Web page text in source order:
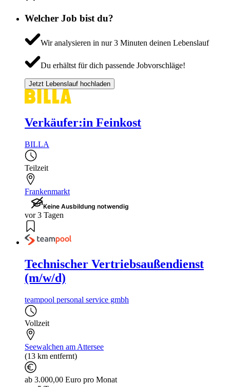
Welcher Job bist du?
Wir analysieren in nur 3 Minuten deinen Lebenslauf
Du erhältst für dich passende Jobvorschläge!
Jetzt Lebenslauf hochladen
Verkäufer:in Feinkost
BILLA
Teilzeit
Frankenmarkt
Keine Ausbildung notwendig
vor 3 Tagen
Technischer Vertriebsaußendienst
(m/w/d)
teampool personal service gmbh
Vollzeit
Seewalchen am Attersee
(13 km entfernt)
ab 3.000,00 Euro pro Monat